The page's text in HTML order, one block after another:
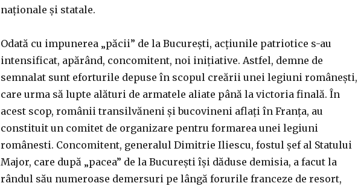
naționale și statale.
Odată cu impunerea „păcii” de la București, acțiunile patriotice s-au
intensificat, apărând, concomitent, noi inițiative. Astfel, demne de
semnalat sunt eforturile depuse în scopul creării unei legiuni românești,
care urma să lupte alături de armatele aliate până la victoria finală. În
acest scop, românii transilvăneni și bucovineni aflați în Franța, au
constituit un comitet de organizare pentru formarea unei legiuni
românesti. Concomitent, generalul Dimitrie Iliescu, fostul șef al Statului
Major, care după „pacea” de la București își dăduse demisia, a facut la
rândul său numeroase demersuri pe lângă forurile franceze de resort,